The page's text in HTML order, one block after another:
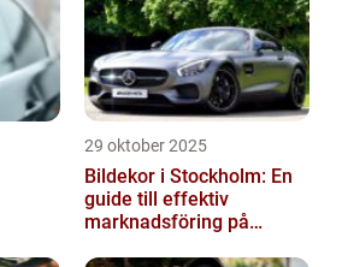
29 oktober 2025
Bildekor i Stockholm: En
guide till effektiv
marknadsföring på